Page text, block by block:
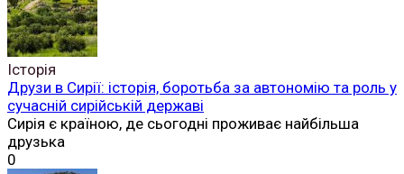
Історія
Друзи в Сирії: історія, боротьба за автономію та роль у
сучасній сирійській державі
Сирія є країною, де сьогодні проживає найбільша
друзька
0